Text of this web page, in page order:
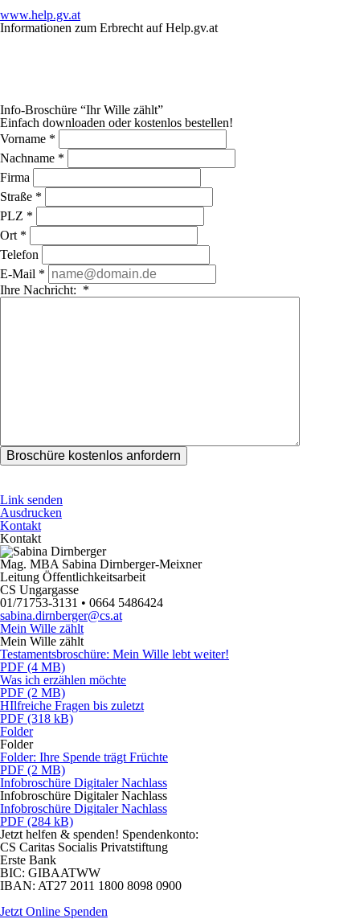
www.help.gv.at
Informationen zum Erbrecht auf Help.gv.at
Info-Broschüre “Ihr Wille zählt”
Einfach downloaden oder kostenlos bestellen!
Vorname *
Nachname *
Firma
Straße *
PLZ *
Ort *
Telefon
E-Mail *
Ihre Nachricht: *
Link senden
Ausdrucken
Kontakt
Kontakt
Mag. MBA Sabina Dirnberger-Meixner
Leitung Öffentlichkeitsarbeit
CS Ungargasse
01/71753-3131 • 0664 5486424
sabina.dirnberger@cs.at
Mein Wille zählt
Mein Wille zählt
Testamentsbroschüre: Mein Wille lebt weiter!
PDF (4 MB)
Was ich erzählen möchte
PDF (2 MB)
HIlfreiche Fragen bis zuletzt
PDF (318 kB)
Folder
Folder
Folder: Ihre Spende trägt Früchte
PDF (2 MB)
Infobroschüre Digitaler Nachlass
Infobroschüre Digitaler Nachlass
Infobroschüre Digitaler Nachlass
PDF (284 kB)
Jetzt helfen & spenden! Spendenkonto:
CS Caritas Socialis Privatstiftung
Erste Bank
BIC: GIBAATWW
IBAN: AT27 2011 1800 8098 0900
Jetzt Online Spenden